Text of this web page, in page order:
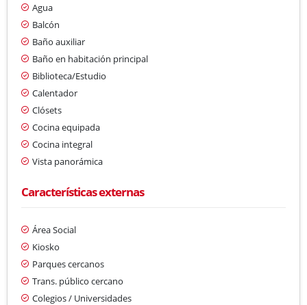
Agua
Balcón
Baño auxiliar
Baño en habitación principal
Biblioteca/Estudio
Calentador
Clósets
Cocina equipada
Cocina integral
Vista panorámica
Características externas
Área Social
Kiosko
Parques cercanos
Trans. público cercano
Colegios / Universidades